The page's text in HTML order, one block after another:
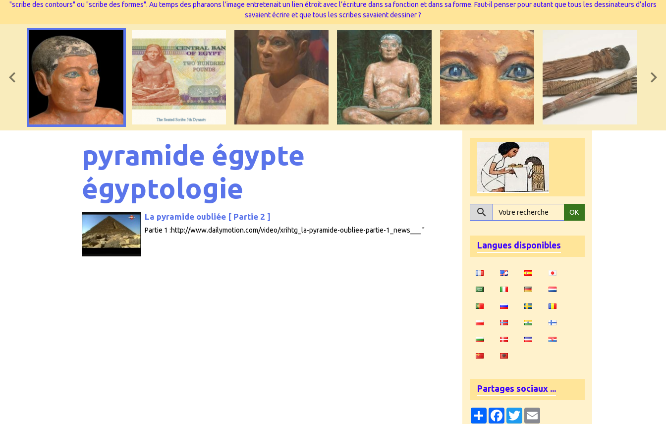
"scribe des contours" ou "scribe des formes". Au temps des pharaons l’image entretenait un lien étroit avec l’écriture dans sa fonction et dans sa forme. Faut-il penser pour autant que tous les dessinateurs d’alors
savaient écrire et que tous les scribes savaient dessiner ?
pyramide égypte
égyptologie
La pyramide oubliée [ Partie 2 ]
Partie 1 :http://www.dailymotion.com/video/xrihtg_la-pyramide-oubliee-partie-1_news___ "
OK
Langues disponibles
Partages sociaux ...
PartagerFacebook
Twitter